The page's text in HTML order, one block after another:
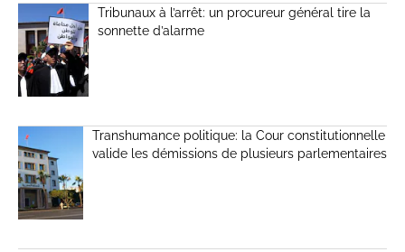
Tribunaux à l’arrêt: un procureur général tire la
sonnette d’alarme
Transhumance politique: la Cour constitutionnelle
valide les démissions de plusieurs parlementaires